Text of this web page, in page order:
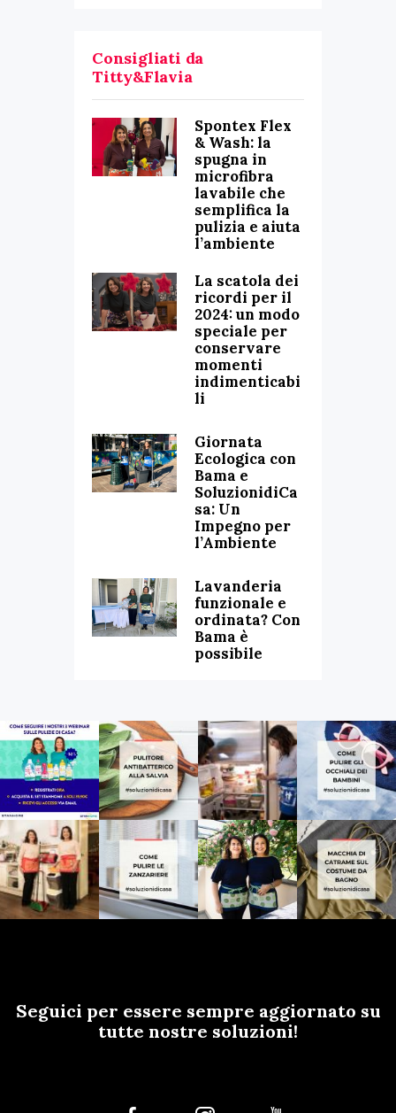
Consigliati da
Titty&Flavia
Spontex Flex
& Wash: la
spugna in
microfibra
lavabile che
semplifica la
pulizia e aiuta
l’ambiente
La scatola dei
ricordi per il
2024: un modo
speciale per
conservare
momenti
indimenticabi
li
Giornata
Ecologica con
Bama e
SoluzionidiCa
sa: Un
Impegno per
l’Ambiente
Lavanderia
funzionale e
ordinata? Con
Bama è
possibile
Seguici per essere sempre aggiornato su
tutte nostre soluzioni!